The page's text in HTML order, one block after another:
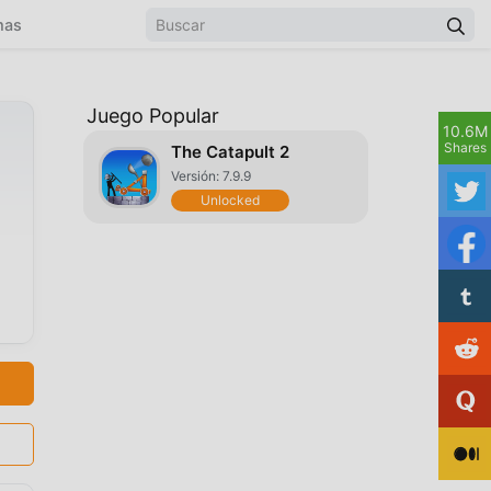
Juego Popular
The Catapult 2
Versión: 7.9.9
Unlocked
10.6M
Shares